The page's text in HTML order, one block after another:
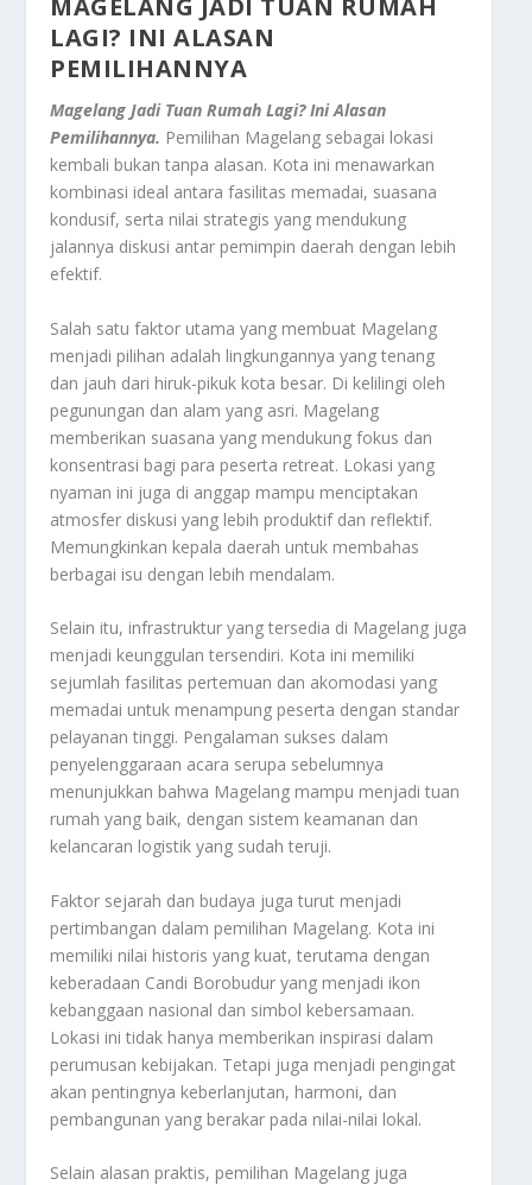
MAGELANG JADI TUAN RUMAH
LAGI? INI ALASAN
PEMILIHANNYA
Magelang Jadi Tuan Rumah Lagi? Ini Alasan
Pemilihannya. Pemilihan Magelang sebagai lokasi
kembali bukan tanpa alasan. Kota ini menawarkan
kombinasi ideal antara fasilitas memadai, suasana
kondusif, serta nilai strategis yang mendukung
jalannya diskusi antar pemimpin daerah dengan lebih
efektif.
Salah satu faktor utama yang membuat Magelang
menjadi pilihan adalah lingkungannya yang tenang
dan jauh dari hiruk-pikuk kota besar. Di kelilingi oleh
pegunungan dan alam yang asri. Magelang
memberikan suasana yang mendukung fokus dan
konsentrasi bagi para peserta retreat. Lokasi yang
nyaman ini juga di anggap mampu menciptakan
atmosfer diskusi yang lebih produktif dan reflektif.
Memungkinkan kepala daerah untuk membahas
berbagai isu dengan lebih mendalam.
Selain itu, infrastruktur yang tersedia di Magelang juga
menjadi keunggulan tersendiri. Kota ini memiliki
sejumlah fasilitas pertemuan dan akomodasi yang
memadai untuk menampung peserta dengan standar
pelayanan tinggi. Pengalaman sukses dalam
penyelenggaraan acara serupa sebelumnya
menunjukkan bahwa Magelang mampu menjadi tuan
rumah yang baik, dengan sistem keamanan dan
kelancaran logistik yang sudah teruji.
Faktor sejarah dan budaya juga turut menjadi
pertimbangan dalam pemilihan Magelang. Kota ini
memiliki nilai historis yang kuat, terutama dengan
keberadaan Candi Borobudur yang menjadi ikon
kebanggaan nasional dan simbol kebersamaan.
Lokasi ini tidak hanya memberikan inspirasi dalam
perumusan kebijakan. Tetapi juga menjadi pengingat
akan pentingnya keberlanjutan, harmoni, dan
pembangunan yang berakar pada nilai-nilai lokal.
Selain alasan praktis, pemilihan Magelang juga